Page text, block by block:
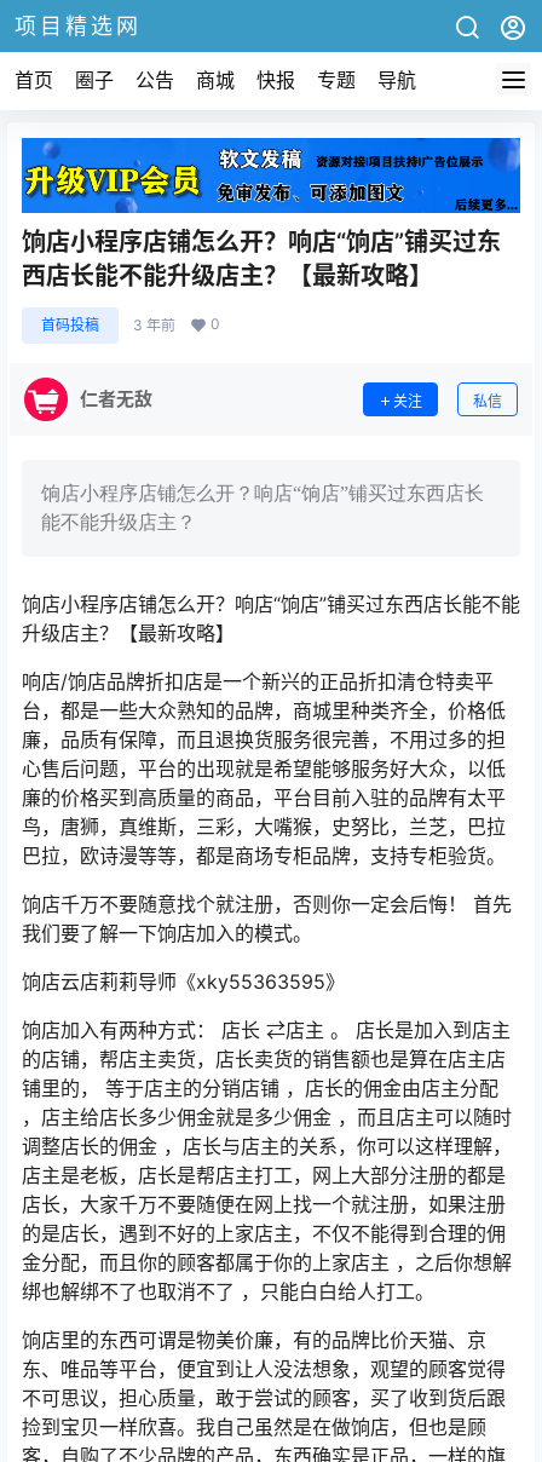
项目精选网
首页 圈子 公告 商城 快报 专题 导航
饷店小程序店铺怎么开？响店“饷店”铺买过东
西店长能不能升级店主？【最新攻略】
首码投稿 3 年前 0
仁者无敌 关注 私信
饷店小程序店铺怎么开？响店“饷店”铺买过东西店长
能不能升级店主？
饷店小程序店铺怎么开？响店“饷店”铺买过东西店长能不能
升级店主？【最新攻略】
响店/饷店品牌折扣店是一个新兴的正品折扣清仓特卖平
台，都是一些大众熟知的品牌，商城里种类齐全，价格低
廉，品质有保障，而且退换货服务很完善，不用过多的担
心售后问题，平台的出现就是希望能够服务好大众，以低
廉的价格买到高质量的商品，平台目前入驻的品牌有太平
鸟，唐狮，真维斯，三彩，大嘴猴，史努比，兰芝，巴拉
巴拉，欧诗漫等等，都是商场专柜品牌，支持专柜验货。
饷店千万不要随意找个就注册，否则你一定会后悔！
首先
我们要了解一下饷店加入的模式。
饷店云店莉莉导师《xky55363595》
饷店加入有两种方式：
店长 ⇄店主 。
店长是加入到店主
的店铺，帮店主卖货，店长卖货的销售额也是算在店主店
铺里的，
等于店主的分销店铺 ，店长的佣金由店主分配
，店主给店长多少佣金就是多少佣金 ，而且店主可以随时
调整店长的佣金 ，店长与店主的关系，你可以这样理解，
店主是老板，店长是帮店主打工，网上大部分注册的都是
店长，大家千万不要随便在网上找一个就注册，如果注册
的是店长，遇到不好的上家店主，不仅不能得到合理的佣
金分配，而且你的顾客都属于你的上家店主 ，之后你想解
绑也解绑不了也取消不了 ，只能白白给人打工。
饷店里的东西可谓是物美价廉，有的品牌比价天猫、京
东、唯品等平台，便宜到让人没法想象，观望的顾客觉得
不可思议，担心质量，敢于尝试的顾客，买了收到货后跟
捡到宝贝一样欣喜。我自己虽然是在做饷店，但也是顾
客，自购了不少品牌的产品，东西确实是正品，一样的旗